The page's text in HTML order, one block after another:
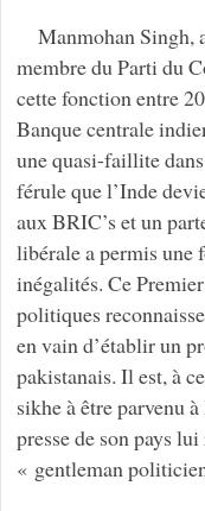
Manmohan Singh,
membre du Parti du
cette fonction entre
Banque centrale
une quasi-faillite dans
férule que l’Inde
aux BRIC’s et un
libérale a permis une
inégalités. Ce
politiques
en vain d’établir un
pakistanais. Il est, à
sikhe à être parvenu
presse de son pays
« gentleman